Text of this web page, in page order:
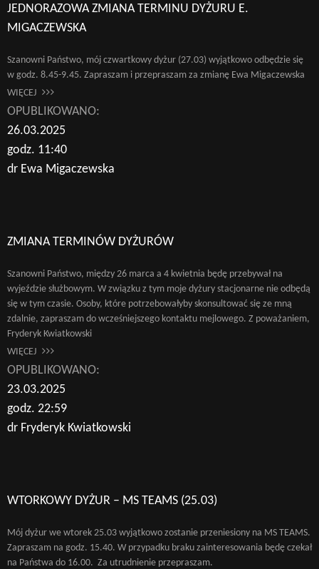
JEDNORAZOWA ZMIANA TERMINU DYŻURU E.
MIGACZEWSKA
Szanowni Państwo, mój czwartkowy dyżur (27.03) wyjątkowo odbędzie się
w godz. 8.45-9.45. Zapraszam i przepraszam za zmianę Ewa Migaczewska
WIĘCEJ
OPUBLIKOWANO:
26.03.2025
godz. 11:40
dr Ewa Migaczewska
ZMIANA TERMINÓW DYŻURÓW
Szanowni Państwo, między 26 marca a 4 kwietnia będę przebywał na
wyjeździe służbowym. W związku z tym moje dyżury stacjonarne nie odbędą
się w tym czasie. Osoby, które potrzebowałyby skonsultować się ze mną
zdalnie, zapraszam do wcześniejszego kontaktu mejlowego. Z poważaniem,
Fryderyk Kwiatkowski
WIĘCEJ
OPUBLIKOWANO:
23.03.2025
godz. 22:59
dr Fryderyk Kwiatkowski
WTORKOWY DYŻUR – MS TEAMS (25.03)
Mój dyżur we wtorek 25.03 wyjątkowo zostanie przeniesiony na MS TEAMS.
Zapraszam na godz. 15.40. W przypadku braku zainteresowania będę czekał
na Państwa do 16.00. Za utrudnienie przepraszam.